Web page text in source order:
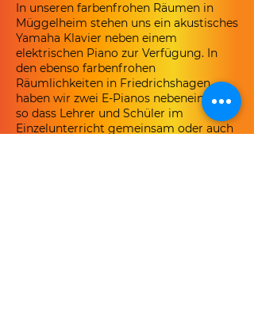
In unseren farbenfrohen Räumen in
Müggelheim stehen uns ein akustisches
Yamaha Klavier neben einem
elektrischen Piano zur Verfügung. In
den ebenso farbenfrohen
Räumlichkeiten in Friedrichshagen
haben wir zwei E-Pianos nebeneinander,
so dass Lehrer und Schüler im
Einzelunterricht gemeinsam oder auch